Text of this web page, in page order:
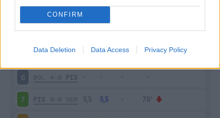
CONFIRM
Data Deletion Data Access Privacy Policy
0-1 UDI
4 NAP 3-2 PIS
PIS 0-0 FIO
6 BOL 4-0 PIS
7 PIS 0-0 VER